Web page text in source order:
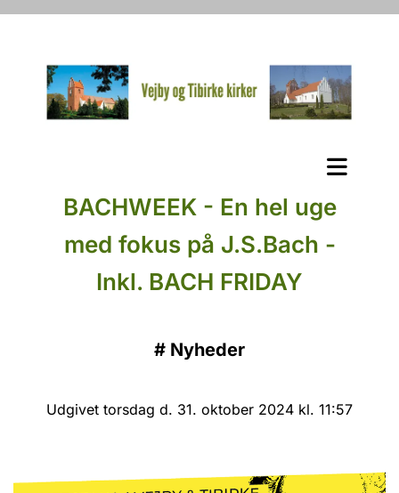
BACHWEEK - En hel uge
med fokus på J.S.Bach -
Inkl. BACH FRIDAY
# Nyheder
Udgivet torsdag d. 31. oktober 2024 kl. 11:57